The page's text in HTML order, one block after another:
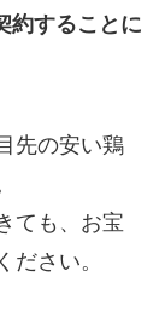
約することに
先の安い鶏
ても、お宝
ださい。